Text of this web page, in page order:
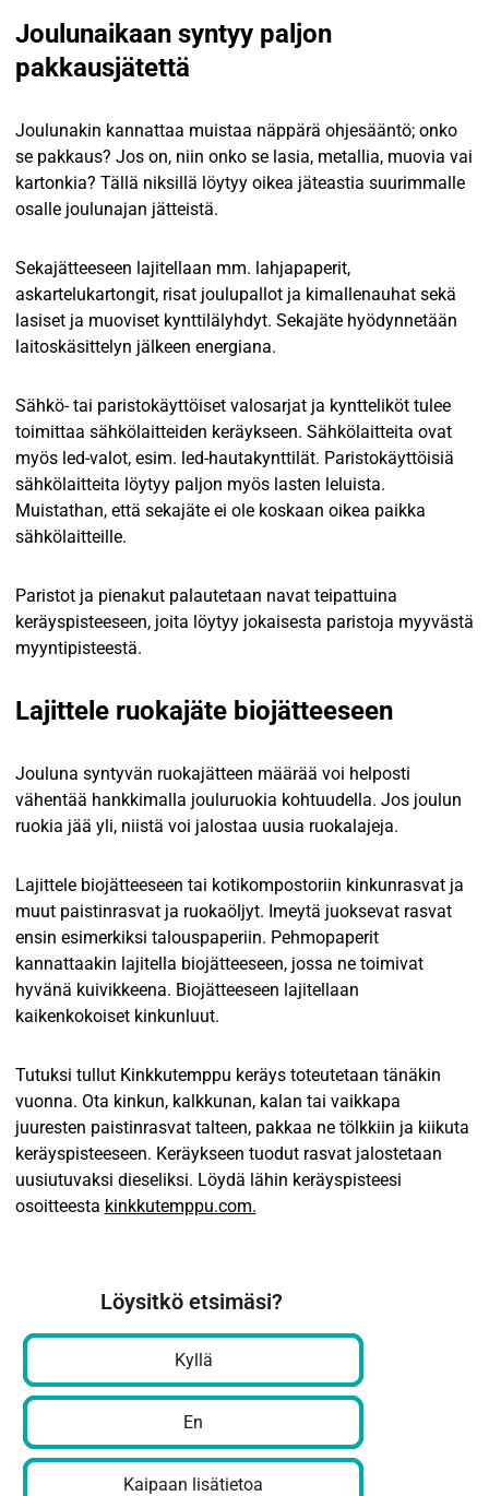
Joulunaikaan syntyy paljon
pakkausjätettä
Joulunakin kannattaa muistaa näppärä ohjesääntö; onko
se pakkaus? Jos on, niin onko se lasia, metallia, muovia vai
kartonkia? Tällä niksillä löytyy oikea jäteastia suurimmalle
osalle joulunajan jätteistä.
Sekajätteeseen lajitellaan mm. lahjapaperit,
askartelukartongit, risat joulupallot ja kimallenauhat sekä
lasiset ja muoviset kynttilälyhdyt. Sekajäte hyödynnetään
laitoskäsittelyn jälkeen energiana.
Sähkö- tai paristokäyttöiset valosarjat ja kyntteliköt tulee
toimittaa sähkölaitteiden keräykseen. Sähkölaitteita ovat
myös led-valot, esim. led-hautakynttilät. Paristokäyttöisiä
sähkölaitteita löytyy paljon myös lasten leluista.
Muistathan, että sekajäte ei ole koskaan oikea paikka
sähkölaitteille.
Paristot ja pienakut palautetaan navat teipattuina
keräyspisteeseen, joita löytyy jokaisesta paristoja myyvästä
myyntipisteestä.
Lajittele ruokajäte biojätteeseen
Jouluna syntyvän ruokajätteen määrää voi helposti
vähentää hankkimalla jouluruokia kohtuudella. Jos joulun
ruokia jää yli, niistä voi jalostaa uusia ruokalajeja.
Lajittele biojätteeseen tai kotikompostoriin kinkunrasvat ja
muut paistinrasvat ja ruokaöljyt. Imeytä juoksevat rasvat
ensin esimerkiksi talouspaperiin. Pehmopaperit
kannattaakin lajitella biojätteeseen, jossa ne toimivat
hyvänä kuivikkeena. Biojätteeseen lajitellaan
kaikenkokoiset kinkunluut.
Tutuksi tullut Kinkkutemppu keräys toteutetaan tänäkin
vuonna. Ota kinkun, kalkkunan, kalan tai vaikkapa
juuresten paistinrasvat talteen, pakkaa ne tölkkiin ja kiikuta
keräyspisteeseen. Keräykseen tuodut rasvat jalostetaan
uusiutuvaksi dieseliksi. Löydä lähin keräyspisteesi
osoitteesta kinkkutemppu.com.
Löysitkö etsimäsi?
Kyllä
En
Kaipaan lisätietoa